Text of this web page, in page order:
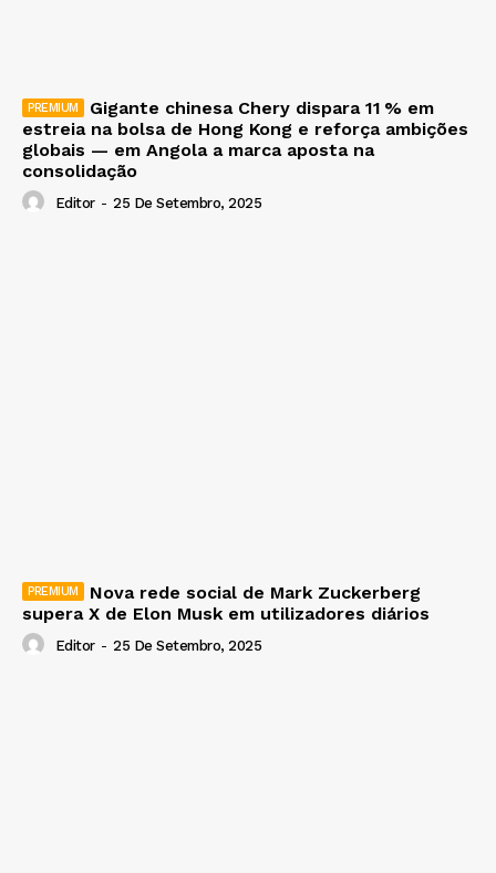
Gigante chinesa Chery dispara 11 % em
estreia na bolsa de Hong Kong e reforça ambições
globais — em Angola a marca aposta na
consolidação
Editor - 25 De Setembro, 2025
Nova rede social de Mark Zuckerberg
supera X de Elon Musk em utilizadores diários
Editor - 25 De Setembro, 2025